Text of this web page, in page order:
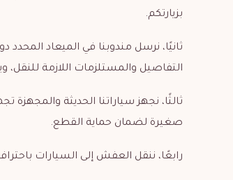
بزيارتكم.
ثانيًا، نرسل مندوبنا في الميعاد
التفاصيل والمستلزمات اللازمة
ثالثًا، نجهز سياراتنا الحديثة
صغيرة لضمان حماية القطع.
رابعًا، ننقل العفش إلى السيارات